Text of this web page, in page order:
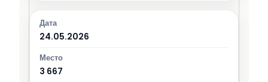
24.05.2026
3 667